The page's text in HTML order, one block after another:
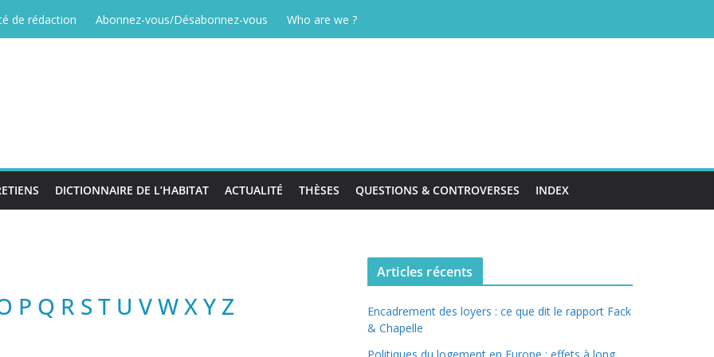
de rédaction Abonnez-vous/Désabonnez-vous Who are we ?
DICTIONNAIRE DE L’HABITAT ACTUALITÉ THÈSES QUESTIONS & CONTROVERSES INDEX
P Q R S T U VW X Y Z
Articles récents
Encadrement des loyers : ce que dit le rapport Fack
& Chapelle
Politiques du logement en Europe : effets à long